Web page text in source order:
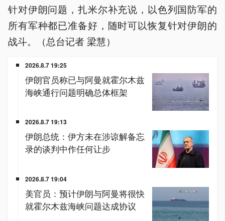
针对伊朗问题，扎米尔补充说，以色列国防军的
所有军种都已准备好，随时可以恢复针对伊朗的
战斗。（总台记者 梁慧）